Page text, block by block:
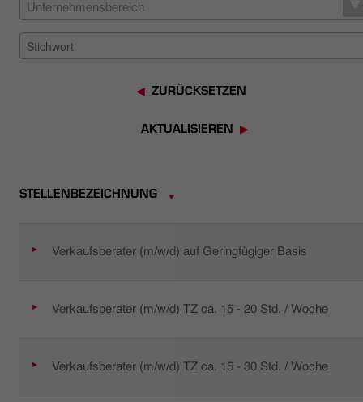
Unternehmensbereich
ZURÜCKSETZEN
AKTUALISIEREN
STELLENBEZEICHNUNG
Verkaufsberater (m/w/d) auf Geringfügiger Basis
Verkaufsberater (m/w/d) TZ ca. 15 - 20 Std. / Woche
Verkaufsberater (m/w/d) TZ ca. 15 - 30 Std. / Woche